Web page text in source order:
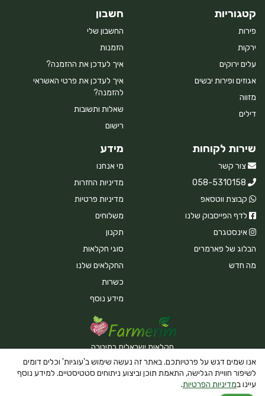
קטגוריות
פירות
ירקות
עלים ירוקים
אגוזים ופירות יבשים
מזווה
דילים
חשבון
החשבון שלי
הזמנות
איך לעדכן את ההזמנה?
איך לעדכן את פרטי האשראי
להזמנה?
שאלות ותשובות
רישום
שירות לקוחות
צור קשר
058-5310158
קבוצת ווטסאפ
לדף הפייסבוק שלנו
אינסטגרם
הבלוג של פארמרים
מה חדש
מידע
מי אנחנו
מדיניות החזרות
מדיניות פרטיות
משלוחים
תקנון
סוגי חקלאות
החקלאים שלנו
כשרות
מידע נוסף
חקלאות ישראלית במיטבה
Powered By Farmerim
אנו שמים דגש על פרטיותכם. באתר זה נעשה שימוש ב'עוגיות' וכלים דומים
לשיפור חוויית הגלישה, התאמת תוכן וביצוע ניתוחים סטטיסטיים. למידע נוסף
עיינו במדיניות הפרטיות.